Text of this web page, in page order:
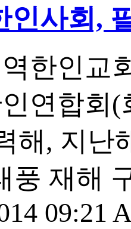
인사회,
한인교
연합회
해, 지난
풍 재해
09:21